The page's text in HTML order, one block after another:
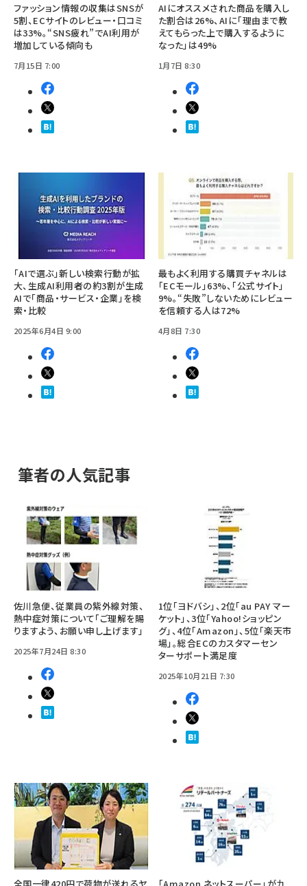
ファッション情報の収集はSNSが
5割、ECサイトのレビュー・口コミ
は33%。“SNS疲れ”でAI利用が
増加している傾向も
7月15日 7:00
AIにオススメされた商品を購入し
た割合は26%、AIに「理由まで教
えてもらった上で購入するように
なった」は49%
1月7日 8:30
「AIで選ぶ」新しい検索行動が拡
大、生成AI利用者の約3割が生成
AIで「商品・サービス・企業」を検
索・比較
2025年6月4日 9:00
最もよく利用する購買チャネルは
「ECモール」63%、「公式サイト」
9%。“失敗”しないためにレビュー
を信頼する人は72%
4月8日 7:30
筆者の人気記事
佐川急便、従業員の紫外線対策、
熱中症対策について「ご理解を賜
りますよう、お願い申し上げます」
2025年7月24日 8:30
1位「ヨドバシ」、2位「au PAY マー
ケット」、3位「Yahoo!ショッピン
グ」、4位「Amazon」、5位「楽天市
場」。総合ECのカスタマーセン
ターサポート満足度
2025年10月21日 7:30